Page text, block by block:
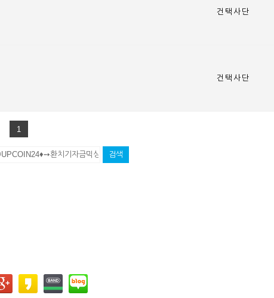
건택사단
건택사단
1
검색